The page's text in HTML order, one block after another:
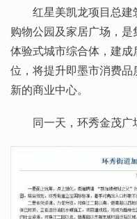
红星美凯龙项目总
购物公园及家居广场，是
体验式城市综合体，建
位，将提升即墨市消费
新的商业中心。
同一天，环秀金茂广